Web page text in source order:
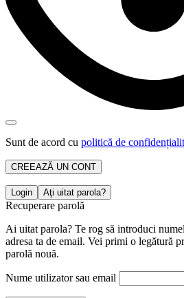
Sunt de acord cu politică de
CREEAZĂ UN CONT
Login Aţi uitat parola?
Recuperare parolă
Ai uitat parola? Te rog să introduci
adresa ta de email. Vei primi o legătură
parolă nouă.
Nume utilizator sau email